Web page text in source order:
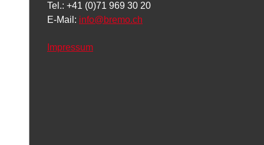
Tel.: +41 (0)71 969 30 20
E-Mail: info@bremo.ch
Impressum